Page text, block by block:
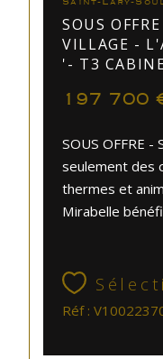
Saint-Lary-
SOUS
VILLAGE -
'- T3
197 700
SOUS OFFRE -
seulement des
thermes et
Mirabelle
Réf :